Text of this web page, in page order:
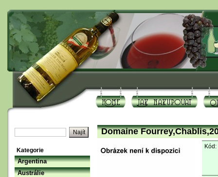
Kategorie
Argentina
Austrálie
Domaine
Kód: